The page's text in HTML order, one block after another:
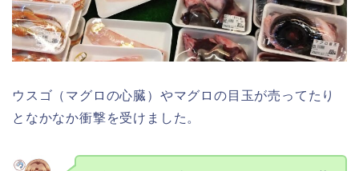
ウスゴ（マグロの心臓）やマグロの目玉が売ってたり
となかなか衝撃を受けました。